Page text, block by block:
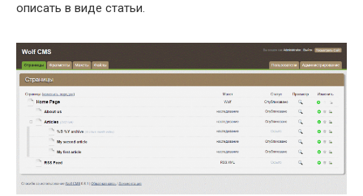
описать в виде статьи.